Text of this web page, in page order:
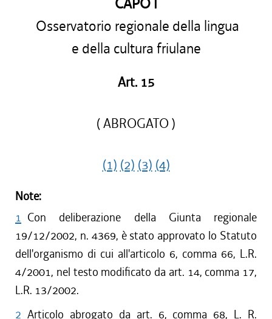
CAPO I
Osservatorio regionale della lingua
e della cultura friulane
Art. 15
( ABROGATO )
(1) (2) (3) (4)
Note:
1 Con deliberazione della Giunta regionale
19/12/2002, n. 4369, è stato approvato lo Statuto
dell'organismo di cui all'articolo 6, comma 66, L.R.
4/2001, nel testo modificato da art. 14, comma 17,
L.R. 13/2002.
2 Articolo abrogato da art. 6, comma 68, L. R.